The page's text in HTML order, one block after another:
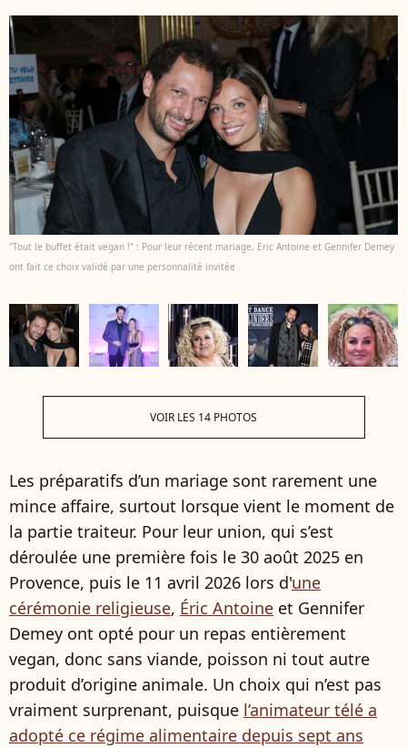
"Tout le buffet était vegan !" : Pour leur récent mariage, Eric Antoine et Gennifer Demey
ont fait ce choix validé par une personnalité invitée
VOIR LES 14 PHOTOS
Les préparatifs d’un mariage sont rarement une
mince affaire, surtout lorsque vient le moment de
la partie traiteur. Pour leur union, qui s’est
déroulée une première fois le 30 août 2025 en
Provence, puis le 11 avril 2026 lors d'une
cérémonie religieuse, Éric Antoine et Gennifer
Demey ont opté pour un repas entièrement
vegan, donc sans viande, poisson ni tout autre
produit d’origine animale. Un choix qui n’est pas
vraiment surprenant, puisque l’animateur télé a
adopté ce régime alimentaire depuis sept ans